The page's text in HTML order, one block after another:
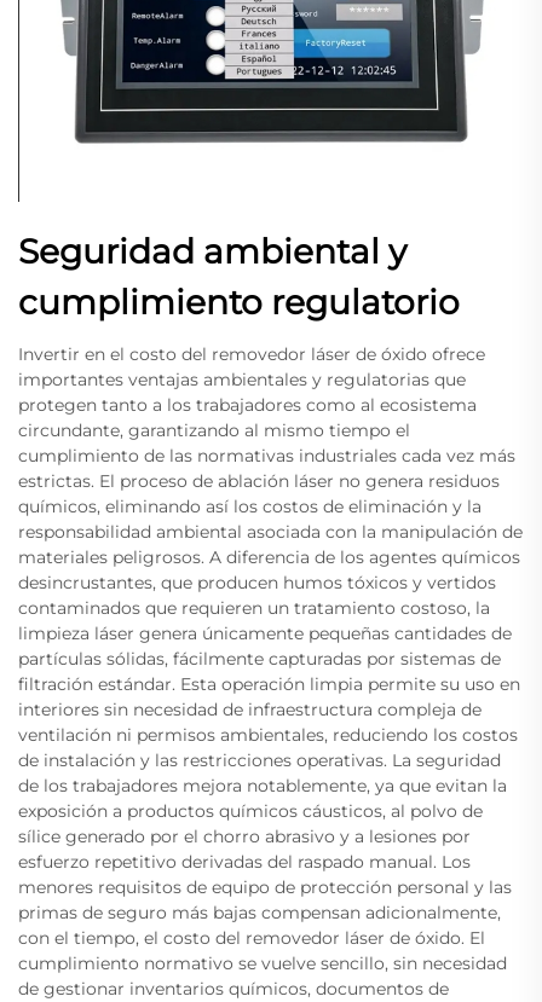
Seguridad ambiental y
cumplimiento regulatorio
Invertir en el costo del removedor láser de óxido ofrece
importantes ventajas ambientales y regulatorias que
protegen tanto a los trabajadores como al ecosistema
circundante, garantizando al mismo tiempo el
cumplimiento de las normativas industriales cada vez más
estrictas. El proceso de ablación láser no genera residuos
químicos, eliminando así los costos de eliminación y la
responsabilidad ambiental asociada con la manipulación de
materiales peligrosos. A diferencia de los agentes químicos
desincrustantes, que producen humos tóxicos y vertidos
contaminados que requieren un tratamiento costoso, la
limpieza láser genera únicamente pequeñas cantidades de
partículas sólidas, fácilmente capturadas por sistemas de
filtración estándar. Esta operación limpia permite su uso en
interiores sin necesidad de infraestructura compleja de
ventilación ni permisos ambientales, reduciendo los costos
de instalación y las restricciones operativas. La seguridad
de los trabajadores mejora notablemente, ya que evitan la
exposición a productos químicos cáusticos, al polvo de
sílice generado por el chorro abrasivo y a lesiones por
esfuerzo repetitivo derivadas del raspado manual. Los
menores requisitos de equipo de protección personal y las
primas de seguro más bajas compensan adicionalmente,
con el tiempo, el costo del removedor láser de óxido. El
cumplimiento normativo se vuelve sencillo, sin necesidad
de gestionar inventarios químicos, documentos de